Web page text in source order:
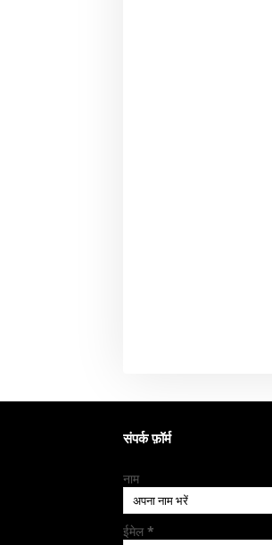
संपर्क फ़ॉर्म
नाम
ईमेल *